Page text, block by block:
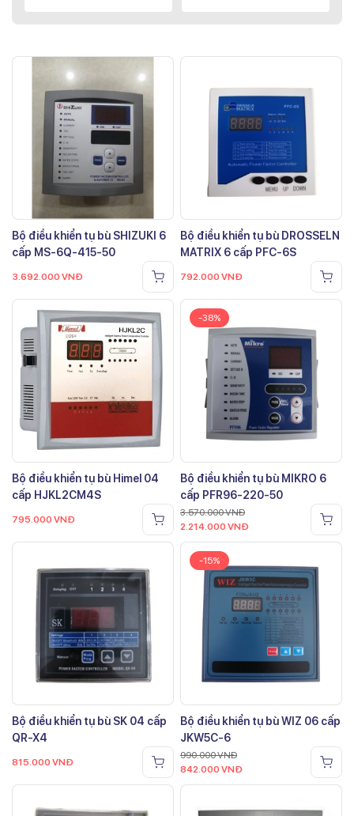
Bộ điều khiển tụ bù SHIZUKI 6
cấp MS-6Q-415-50
3.692.000 VNĐ
Bộ điều khiển tụ bù DROSSELN
MATRIX 6 cấp PFC-6S
792.000 VNĐ
Bộ điều khiển tụ bù Himel 04
cấp HJKL2CM4S
795.000 VNĐ
-38%
Bộ điều khiển tụ bù MIKRO 6
cấp PFR96-220-50
3.570.000VNĐ
2.214.000 VNĐ
Bộ điều khiển tụ bù SK 04 cấp
QR-X4
815.000 VNĐ
-15%
Bộ điều khiển tụ bù WIZ 06 cấp
JKW5C-6
990.000VNĐ
842.000 VNĐ